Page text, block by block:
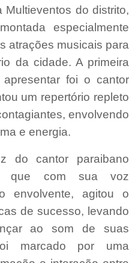
do distrito,
especialmente
atrações musicais para
da cidade. A primeira
foi o cantor
um repertório repleto
envolvendo
e energia.
do cantor paraibano
que com sua voz
envolvente, agitou o
de sucesso, levando
ao som de suas
marcado por uma